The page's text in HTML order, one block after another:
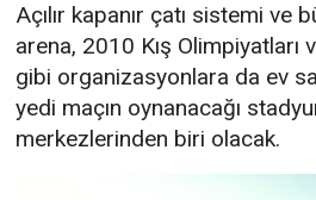
Açılır kapanır çatı sistemi ve
arena, 2010 Kış Olimpiyatları
gibi organizasyonlara da ev
yedi maçın oynanacağı
merkezlerinden biri olacak.